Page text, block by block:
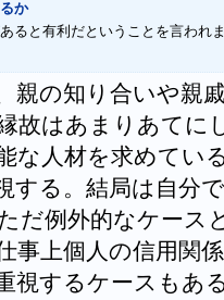
か
ると有利だということを言われ
親の知り合いや親
故はあまりあてに
な人材を求めてい
する。結局は自分
だ例外的なケース
事上個人の信用関
視するケースもあ